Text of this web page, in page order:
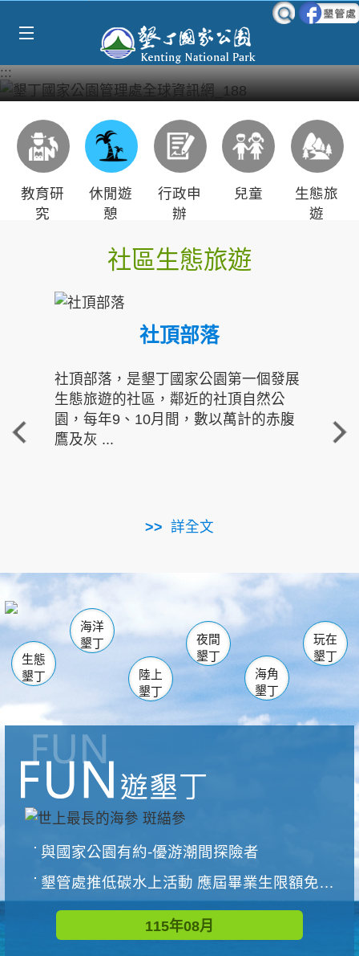
:::
教育研
究
休閒遊
憩
行政申
辦
兒童
生態旅
遊
社區生態旅遊
社頂部落
社頂部落，是墾丁國家公園第一個發展
生態旅遊的社區，鄰近的社頂自然公
園，每年9、10月間，數以萬計的赤腹
鷹及灰 ...
詳全文
重
走進
南仁湖
海生館
恆春 佳樂水
龍鑾潭自然中心 森林遊樂區
瓊麻館
關山 墾管處遊客中心
社頂公園 風吹沙
船帆石
白砂 龍磐公園
香蕉灣
砂島
鵝鑾鼻
生態
墾丁
海洋
墾丁
陸上
墾丁
夜間
墾丁
海角
墾丁
玩在
墾丁
與國家公園有約-優游潮間探險者
墾管處推低碳水上活動 應屆畢業生限額免費參加
115年08月